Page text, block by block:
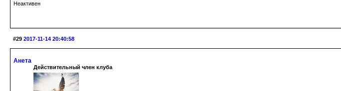
Неактивен
#29 2017-11-14 20:40:58
Анета
Действительный член клуба